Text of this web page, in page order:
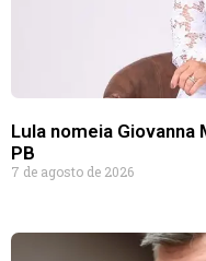
Lula nomeia
PB
7 de agosto de 2026